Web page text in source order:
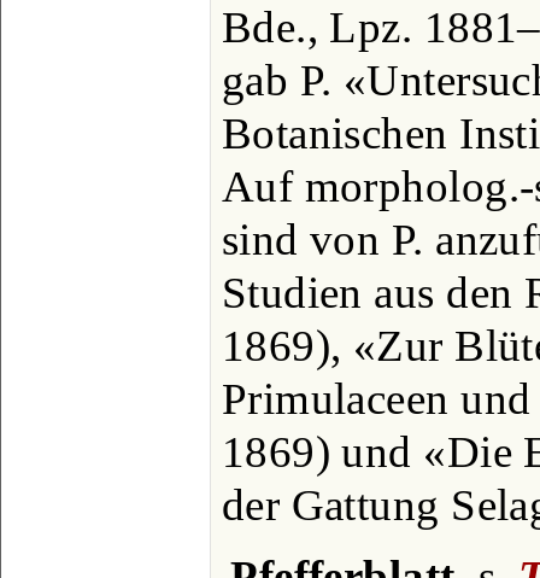
Bde., Lpz.
gab P.
Botanischen
Auf morpholog.-
sind von P.
Studien aus den
1869), «Zur
Primulaceen
1869) und «Die
der Gattung